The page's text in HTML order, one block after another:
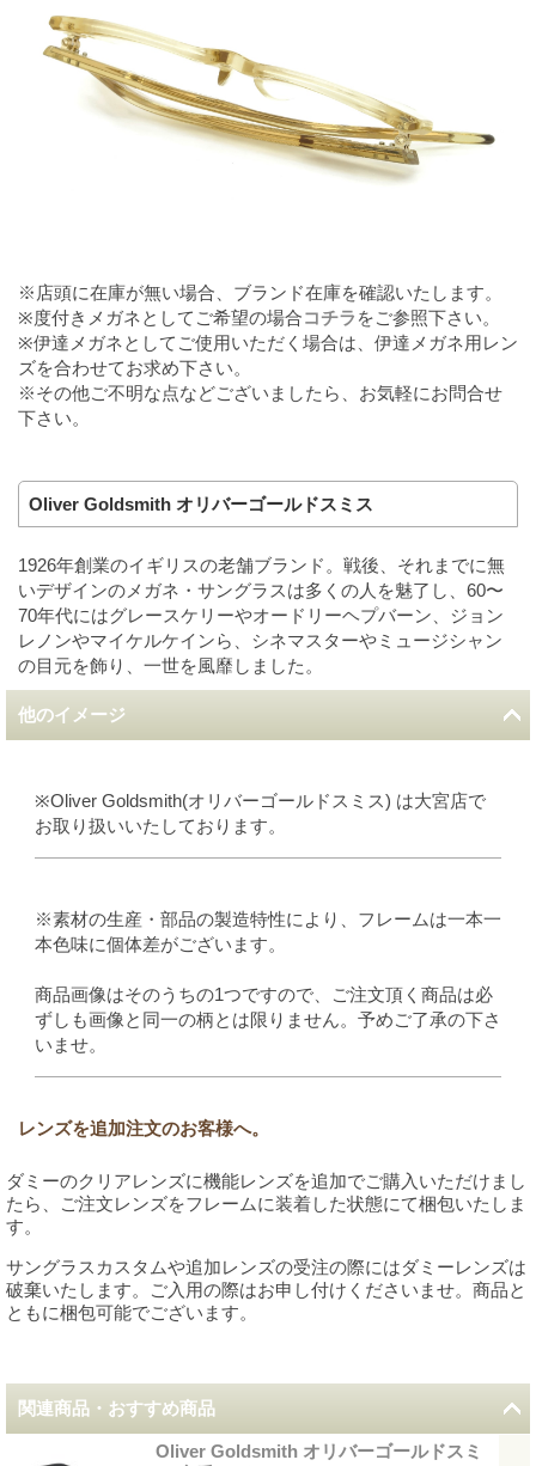
※店頭に在庫が無い場合、ブランド在庫を確認いたします。
※度付きメガネとしてご希望の場合コチラ をご参照下さい。
※伊達メガネとしてご使用いただく場合は、伊達メガネ用レン
ズを合わせてお求め下さい。
※その他ご不明な点などございましたら、お気軽にお問合せ
下さい。
Oliver Goldsmith オリバーゴールドスミス
1926年創業のイギリスの老舗ブランド。戦後、それまでに無
いデザインのメガネ・サングラスは多くの人を魅了し、60〜
70年代にはグレースケリーやオードリーヘプバーン、ジョン
レノンやマイケルケインら、シネマスターやミュージシャン
の目元を飾り、一世を風靡しました。
他のイメージ
※Oliver Goldsmith(オリバーゴールドスミス) は大宮店で
お取り扱いいたしております。
※素材の生産・部品の製造特性により、フレームは一本一
本色味に個体差がございます。
商品画像はそのうちの1つですので、ご注文頂く商品は必
ずしも画像と同一の柄とは限りません。予めご了承の下さ
いませ。
レンズを追加注文のお客様へ。
ダミーのクリアレンズに機能レンズを追加でご購入いただけまし
たら、ご注文レンズをフレームに装着した状態にて梱包いたしま
す。
サングラスカスタムや追加レンズの受注の際にはダミーレンズは
破棄いたします。ご入用の際はお申し付けくださいませ。商品と
ともに梱包可能でございます。
関連商品・おすすめ商品
Oliver Goldsmith オリバーゴールドスミ